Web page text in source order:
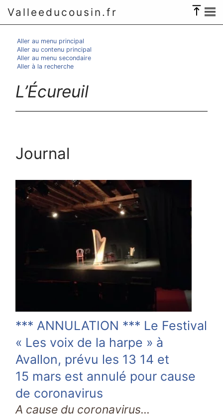
Valleeducousin.fr
Aller au menu principal
Aller au contenu principal
Aller au menu secondaire
Aller à la recherche
L’Écureuil
Journal
*** ANNULATION *** Le Festival
« Les voix de la harpe » à
Avallon, prévu les 13 14 et
15 mars est annulé pour cause
de coronavirus
A cause du coronavirus...